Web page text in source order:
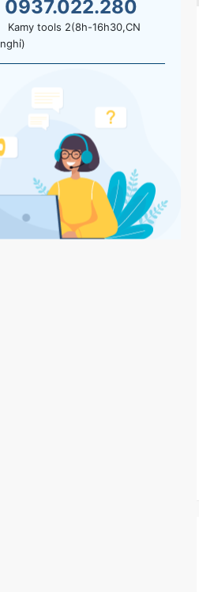
0937.022.280
Kamy tools 2(8h-16h30,CN
nghỉ)